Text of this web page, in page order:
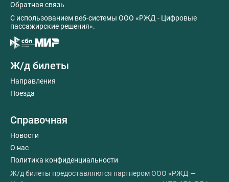
Обратная связь
C использованием веб-системы ООО «РЖД - Цифровые
пассажирские решения».
Ж/д билеты
Направления
Поезда
Справочная
Новости
О нас
Политика конфиденциальности
Ж/д билеты предоставляются партнером ООО «РЖД —